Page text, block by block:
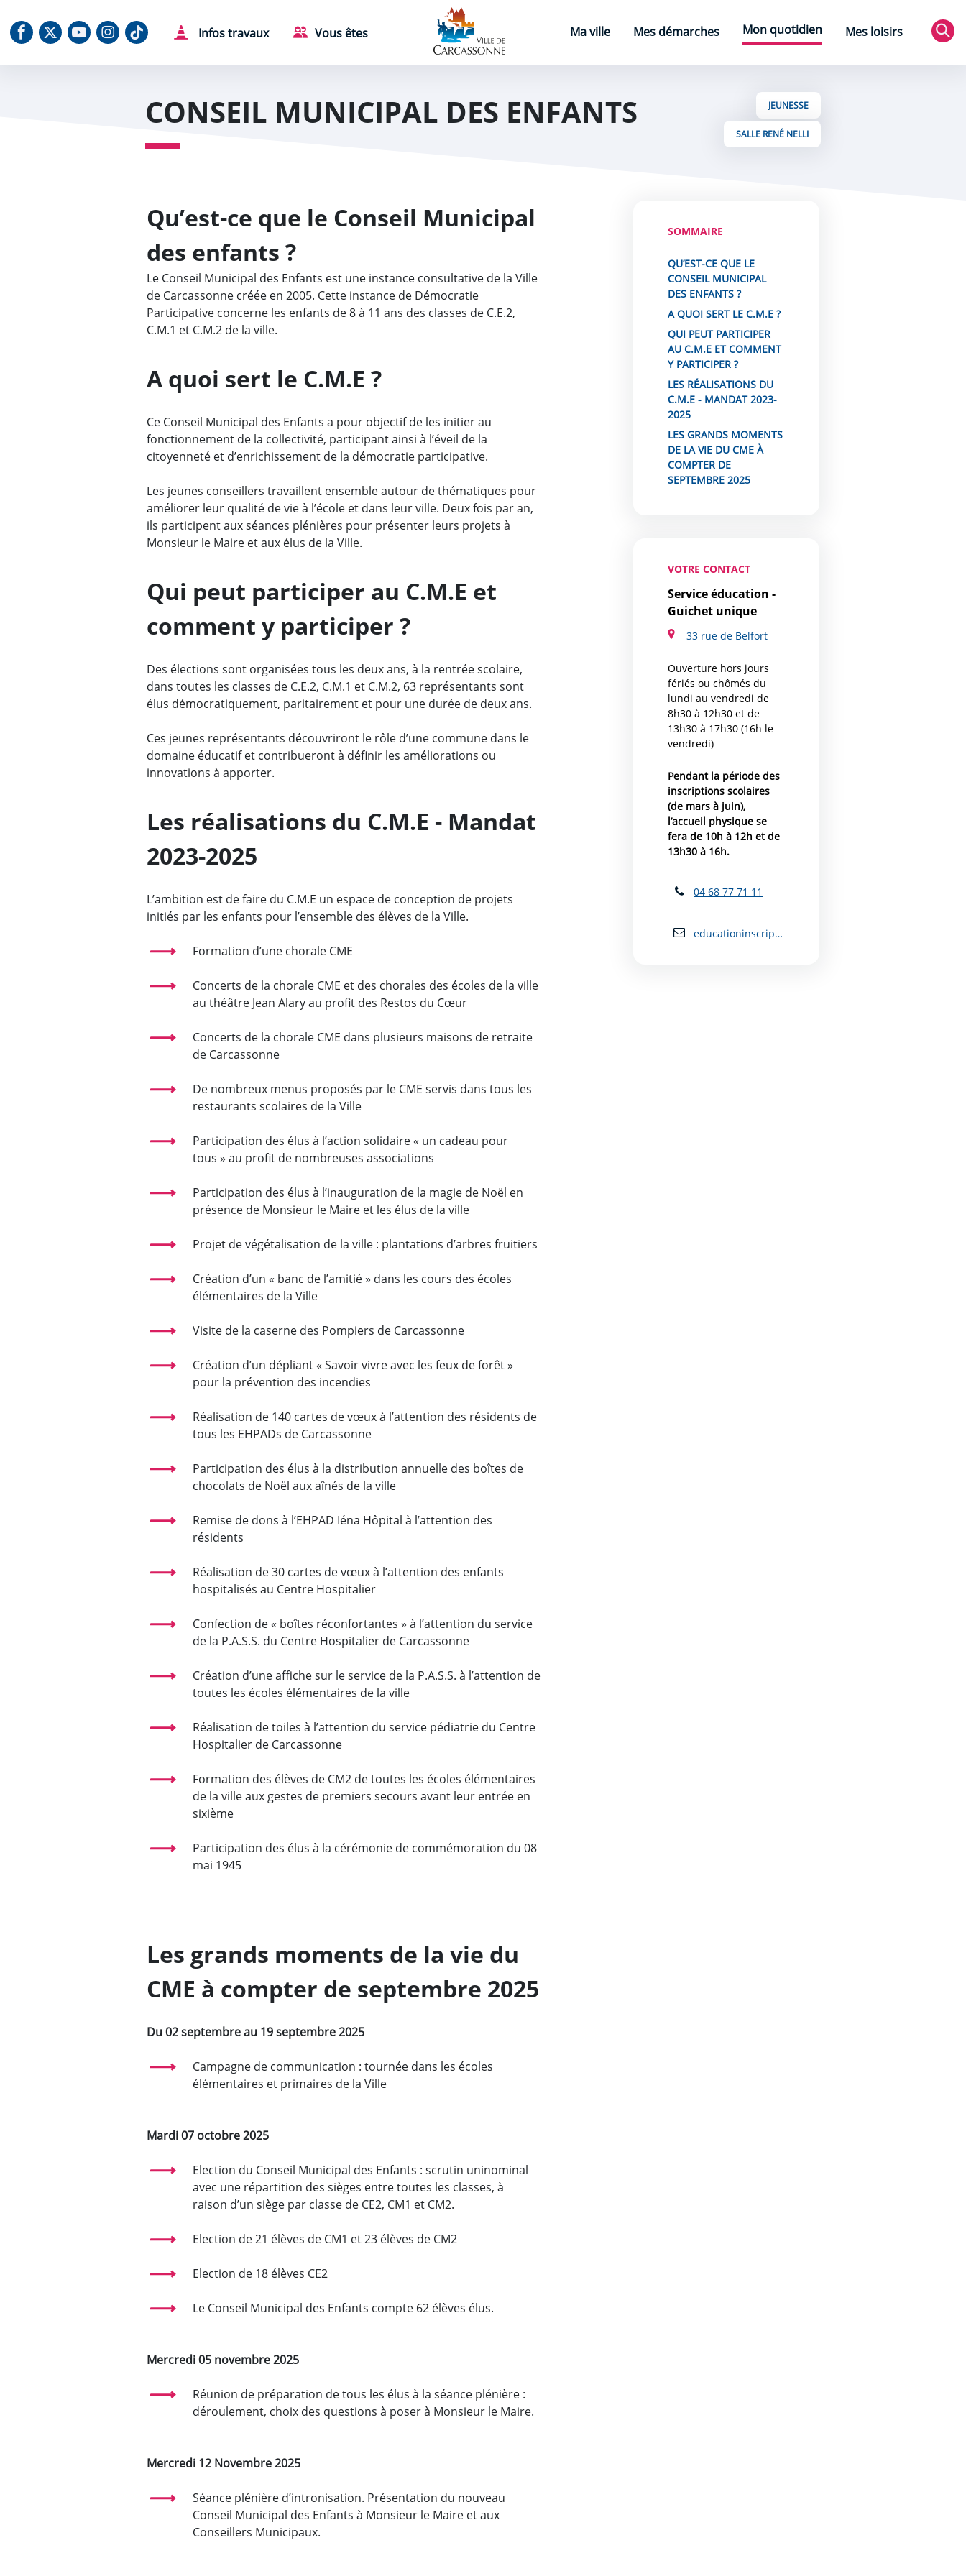
Notre Facebook
Notre X (Twitter)
Notre chaine Youtube
Notre Instagram
Notre TiktokInfos travaux Vous êtes
Page d'accueil
Ma ville
Mes démarches Mon quotidien
Mes loisirs
CONSEIL MUNICIPAL DES ENFANTS JEUNESSE
SALLE RENÉ NELLI
Qu’est-ce que le Conseil Municipal
des enfants ?
Le Conseil Municipal des Enfants est une instance consultative de la Ville
de Carcassonne créée en 2005. Cette instance de Démocratie
Participative concerne les enfants de 8 à 11 ans des classes de C.E.2,
C.M.1 et C.M.2 de la ville.
A quoi sert le C.M.E ?
Ce Conseil Municipal des Enfants a pour objectif de les initier au
fonctionnement de la collectivité, participant ainsi à l’éveil de la
citoyenneté et d’enrichissement de la démocratie participative.
Les jeunes conseillers travaillent ensemble autour de thématiques pour
améliorer leur qualité de vie à l’école et dans leur ville. Deux fois par an,
ils participent aux séances plénières pour présenter leurs projets à
Monsieur le Maire et aux élus de la Ville.
Qui peut participer au C.M.E et
comment y participer ?
Des élections sont organisées tous les deux ans, à la rentrée scolaire,
dans toutes les classes de C.E.2, C.M.1 et C.M.2, 63 représentants sont
élus démocratiquement, paritairement et pour une durée de deux ans.
Ces jeunes représentants découvriront le rôle d’une commune dans le
domaine éducatif et contribueront à définir les améliorations ou
innovations à apporter.
Les réalisations du C.M.E - Mandat
2023-2025
L’ambition est de faire du C.M.E un espace de conception de projets
initiés par les enfants pour l’ensemble des élèves de la Ville.
Formation d’une chorale CME
Concerts de la chorale CME et des chorales des écoles de la ville
au théâtre Jean Alary au profit des Restos du Cœur
Concerts de la chorale CME dans plusieurs maisons de retraite
de Carcassonne
De nombreux menus proposés par le CME servis dans tous les
restaurants scolaires de la Ville
Participation des élus à l’action solidaire « un cadeau pour
tous » au profit de nombreuses associations
Participation des élus à l’inauguration de la magie de Noël en
présence de Monsieur le Maire et les élus de la ville
Projet de végétalisation de la ville : plantations d’arbres fruitiers
Création d’un « banc de l’amitié » dans les cours des écoles
élémentaires de la Ville
Visite de la caserne des Pompiers de Carcassonne
Création d’un dépliant « Savoir vivre avec les feux de forêt »
pour la prévention des incendies
Réalisation de 140 cartes de vœux à l’attention des résidents de
tous les EHPADs de Carcassonne
Participation des élus à la distribution annuelle des boîtes de
chocolats de Noël aux aînés de la ville
Remise de dons à l’EHPAD Iéna Hôpital à l’attention des
résidents
Réalisation de 30 cartes de vœux à l’attention des enfants
hospitalisés au Centre Hospitalier
Confection de « boîtes réconfortantes » à l’attention du service
de la P.A.S.S. du Centre Hospitalier de Carcassonne
Création d’une affiche sur le service de la P.A.S.S. à l’attention de
toutes les écoles élémentaires de la ville
Réalisation de toiles à l’attention du service pédiatrie du Centre
Hospitalier de Carcassonne
Formation des élèves de CM2 de toutes les écoles élémentaires
de la ville aux gestes de premiers secours avant leur entrée en
sixième
Participation des élus à la cérémonie de commémoration du 08
mai 1945
Les grands moments de la vie du
CME à compter de septembre 2025
Du 02 septembre au 19 septembre 2025
Campagne de communication : tournée dans les écoles
élémentaires et primaires de la Ville
Mardi 07 octobre 2025
Election du Conseil Municipal des Enfants : scrutin uninominal
avec une répartition des sièges entre toutes les classes, à
raison d’un siège par classe de CE2, CM1 et CM2.
Election de 21 élèves de CM1 et 23 élèves de CM2
Election de 18 élèves CE2
Le Conseil Municipal des Enfants compte 62 élèves élus.
Mercredi 05 novembre 2025
Réunion de préparation de tous les élus à la séance plénière :
déroulement, choix des questions à poser à Monsieur le Maire.
Mercredi 12 Novembre 2025
Séance plénière d’intronisation. Présentation du nouveau
Conseil Municipal des Enfants à Monsieur le Maire et aux
Conseillers Municipaux.
SOMMAIRE
QU’EST-CE QUE LE
CONSEIL MUNICIPAL
DES ENFANTS ?
A QUOI SERT LE C.M.E ?
QUI PEUT PARTICIPER
AU C.M.E ET COMMENT
Y PARTICIPER ?
LES RÉALISATIONS DU
C.M.E - MANDAT 2023-
2025
LES GRANDS MOMENTS
DE LA VIE DU CME À
COMPTER DE
SEPTEMBRE 2025
VOTRE CONTACT
Service éducation -
Guichet unique
33 rue de Belfort
Ouverture hors jours
fériés ou chômés du
lundi au vendredi de
8h30 à 12h30 et de
13h30 à 17h30 (16h le
vendredi)
Pendant la période des
inscriptions scolaires
(de mars à juin),
l’accueil physique se
fera de 10h à 12h et de
13h30 à 16h.
04 68 77 71 11
educationinscriptions@mairie-carcassonne.fr